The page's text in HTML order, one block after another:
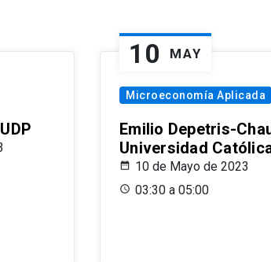
10 MAY
Microeconomía Aplicada
Emilio Depetris-
Universidad
10 de Mayo de 2023
03:30 a 05:00